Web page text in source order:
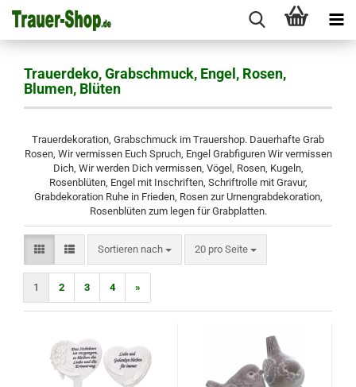
Trauerdeko, Grabschmuck, Engel, Rosen,
Blumen, Blüten
Trauerdekoration, Grabschmuck im Trauershop. Dauerhafte Grab
Rosen, Wir vermissen Euch Spruch, Engel Grabfiguren Wir vermissen
Dich, Wir werden Dich vermissen, Vögel, Rosen, Kugeln,
Rosenblüten, Engel mit Inschriften, Schriftrolle mit Gravur,
Grabdekoration Ruhe in Frieden, Rosen zur Urnengrabdekoration,
Rosenblüten zum legen für Grabplatten.
Sortieren nach
Sortieren nach 20 pro Seite
pro Seite
1 2 3 4 »